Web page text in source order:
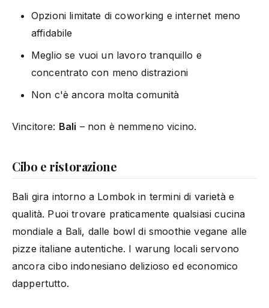
Opzioni limitate di coworking e internet meno
affidabile
Meglio se vuoi un lavoro tranquillo e
concentrato con meno distrazioni
Non c'è ancora molta comunità
Vincitore: Bali – non è nemmeno vicino.
Cibo e ristorazione
Bali gira intorno a Lombok in termini di varietà e
qualità. Puoi trovare praticamente qualsiasi cucina
mondiale a Bali, dalle bowl di smoothie vegane alle
pizze italiane autentiche. I warung locali servono
ancora cibo indonesiano delizioso ed economico
dappertutto.